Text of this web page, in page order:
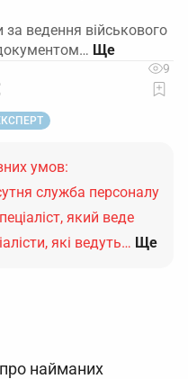
ведення військового
9
умов:
служба персоналу
який веде
які ведуть… Ще
найманих